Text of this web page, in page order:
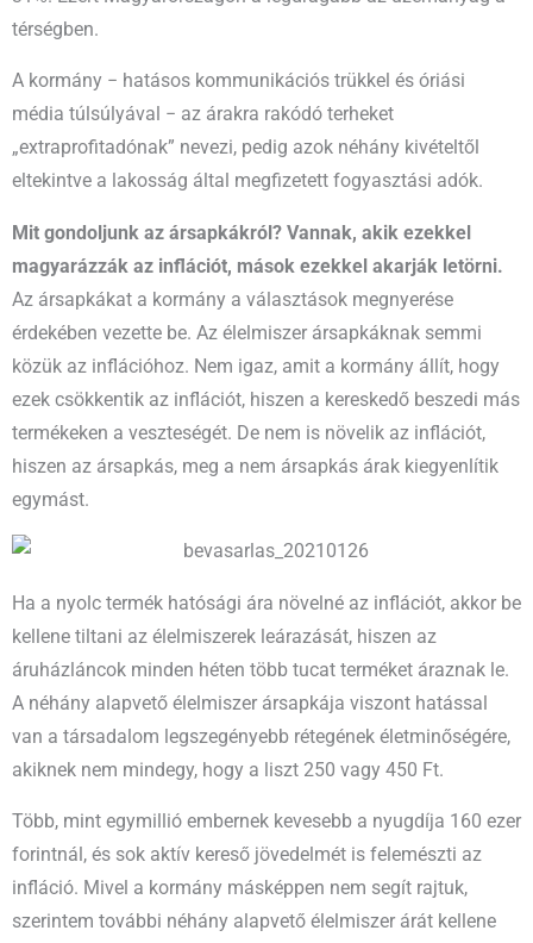
térségben.
A kormány − hatásos kommunikációs trükkel és óriási
média túlsúlyával − az árakra rakódó terheket
„extraprofitadónak” nevezi, pedig azok néhány kivételtől
eltekintve a lakosság által megfizetett fogyasztási adók.
Mit gondoljunk az ársapkákról? Vannak, akik ezekkel
magyarázzák az inflációt, mások ezekkel akarják letörni.
Az ársapkákat a kormány a választások megnyerése
érdekében vezette be. Az élelmiszer ársapkáknak semmi
közük az inflációhoz. Nem igaz, amit a kormány állít, hogy
ezek csökkentik az inflációt, hiszen a kereskedő beszedi más
termékeken a veszteségét. De nem is növelik az inflációt,
hiszen az ársapkás, meg a nem ársapkás árak kiegyenlítik
egymást.
Ha a nyolc termék hatósági ára növelné az inflációt, akkor be
kellene tiltani az élelmiszerek leárazását, hiszen az
áruházláncok minden héten több tucat terméket áraznak le.
A néhány alapvető élelmiszer ársapkája viszont hatással
van a társadalom legszegényebb rétegének életminőségére,
akiknek nem mindegy, hogy a liszt 250 vagy 450 Ft.
Több, mint egymillió embernek kevesebb a nyugdíja 160 ezer
forintnál, és sok aktív kereső jövedelmét is felemészti az
infláció. Mivel a kormány másképpen nem segít rajtuk,
szerintem további néhány alapvető élelmiszer árát kellene